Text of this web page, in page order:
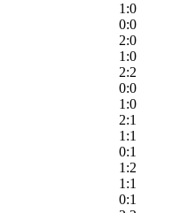
1:0
0:0
2:0
1:0
2:2
0:0
1:0
2:1
1:1
0:1
1:2
1:1
0:1